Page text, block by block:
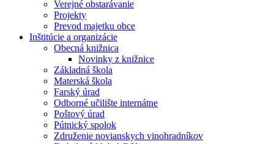
Verejné obstarávanie
Projekty
Prevod majetku obce
Inštitúcie a organizácie
Obecná knižnica
Novinky z knižnice
Základná škola
Materská škola
Farský úrad
Odborné učilište internátne
Poštový úrad
Pútnický spolok
Združenie novianskych vinohradníkov